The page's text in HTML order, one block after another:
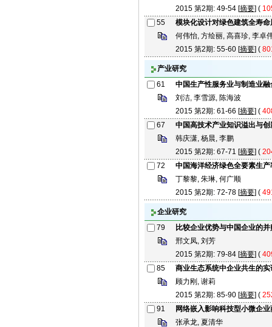
2015 第2期: 49-54 [摘要] (
55
模块化设计对绿色建筑全寿
何伟怡, 方绘丽, 高喜珍, 李卓
2015 第2期: 55-60 [摘要] (
产业研究
61
中国生产性服务业与制造业
刘洁, 李雪源, 陈海波
2015 第2期: 61-66 [摘要] (
67
中国高技术产业知识溢出与创
韩庆潇, 杨晨, 李鹏
2015 第2期: 67-71 [摘要] (
72
中国海洋经济绿色全要素生
丁黎黎, 朱琳, 何广顺
2015 第2期: 72-78 [摘要] (
企业研究
79
比较企业优势与中国企业的
邢文凤, 刘芳
2015 第2期: 79-84 [摘要] (
85
商业生态系统中企业共生的实
顾力刚, 谢莉
2015 第2期: 85-90 [摘要] (
91
网络嵌入影响科技型小微企
张承龙, 夏清华